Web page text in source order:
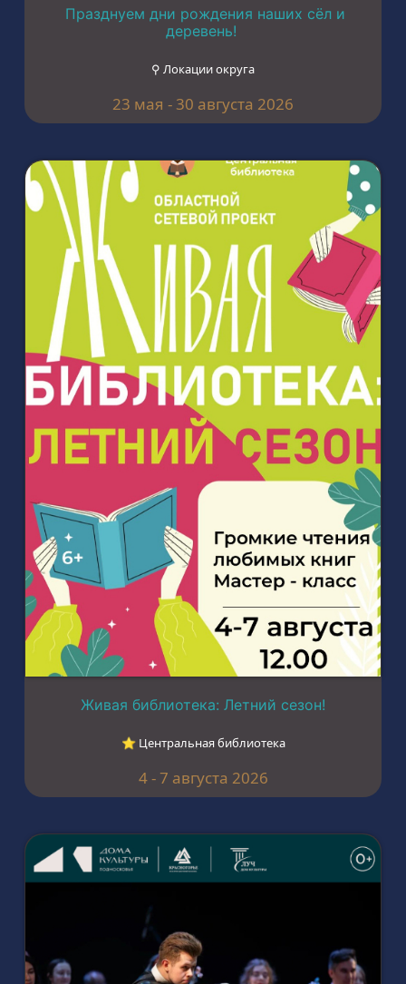
Празднуем дни рождения наших сёл и
деревень!
⚲ Локации округа
23 мая - 30 августа 2026
Живая библиотека: Летний сезон!
⭐︎ Центральная библиотека
4 - 7 августа 2026